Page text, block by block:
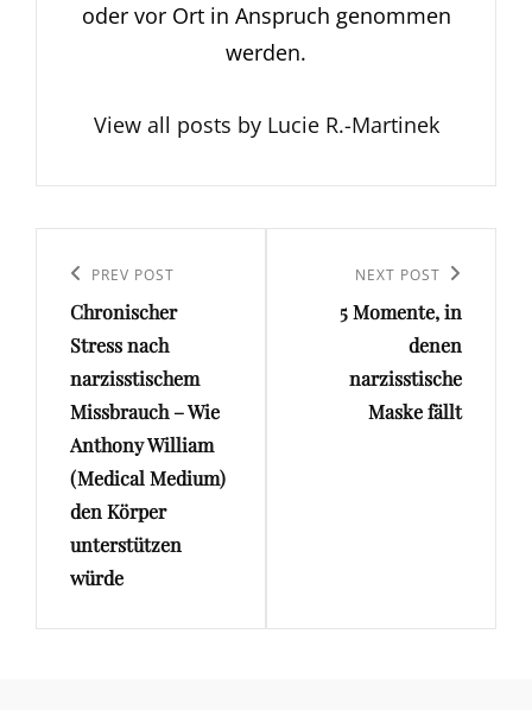
oder vor Ort in Anspruch genommen
werden.
View all posts by Lucie R.-Martinek
Previous
Post
PREV POST
Chronischer
Stress nach
narzisstischem
Missbrauch – Wie
Anthony William
(Medical Medium)
den Körper
unterstützen
würde
Post
NEXT POST
5 Momente, in
denen
narzisstische
Maske fällt